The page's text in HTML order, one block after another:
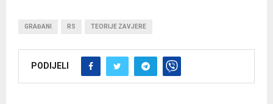
GRAĐANI RS TEORIJE ZAVJERE
PODIJELI